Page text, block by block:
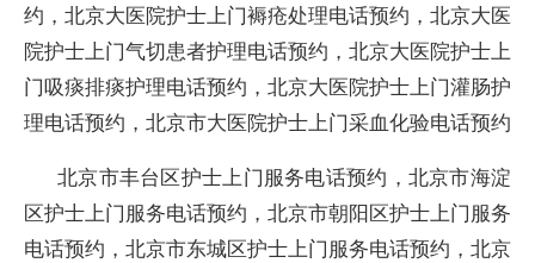
约，北京大医院护士上门褥疮处理电话预约，北京大医
院护士上门气切患者护理电话预约，北京大医院护士上
门吸痰排痰护理电话预约，北京大医院护士上门灌肠护
理电话预约，北京市大医院护士上门采血化验电话预约
北京市丰台区护士上门服务电话预约，北京市海淀
区护士上门服务电话预约，北京市朝阳区护士上门服务
电话预约，北京市东城区护士上门服务电话预约，北京